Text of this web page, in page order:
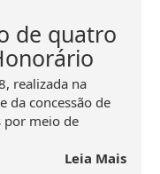
de quatro
realizada na
da concessão de
por meio de
Leia Mais